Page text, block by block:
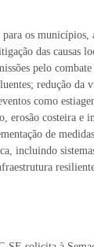
os municípios,
das causas
pelo combate
redução da
como
erosão costeira e
de
incluindo